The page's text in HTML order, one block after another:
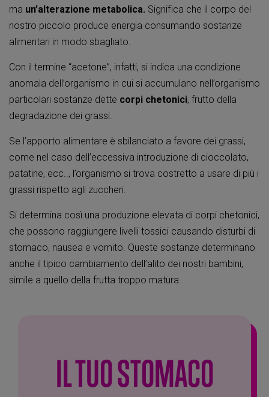
ma un’alterazione metabolica. Significa che il corpo del
nostro piccolo produce energia consumando sostanze
alimentari in modo sbagliato.
Con il termine “acetone”, infatti, si indica una condizione
anomala dell’organismo in cui si accumulano nell’organismo
particolari sostanze dette corpi chetonici, frutto della
degradazione dei grassi.
Se l’apporto alimentare è sbilanciato a favore dei grassi,
come nel caso dell’eccessiva introduzione di cioccolato,
patatine, ecc.., l’organismo si trova costretto a usare di più i
grassi rispetto agli zuccheri.
Si determina così una produzione elevata di corpi chetonici,
che possono raggiungere livelli tossici causando disturbi di
stomaco, nausea e vomito. Queste sostanze determinano
anche il tipico cambiamento dell’alito dei nostri bambini,
simile a quello della frutta troppo matura.
IL TUO STOMACO